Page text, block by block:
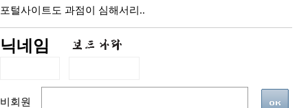
포털사이트도 과점이 심해서리..
닉네임
비회원